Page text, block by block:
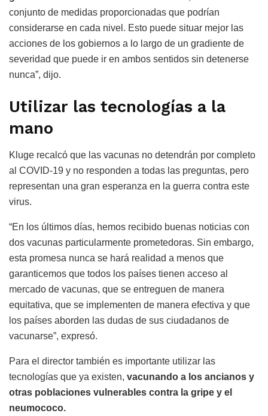
conjunto de medidas proporcionadas que podrían
considerarse en cada nivel. Esto puede situar mejor las
acciones de los gobiernos a lo largo de un gradiente de
severidad que puede ir en ambos sentidos sin detenerse
nunca”, dijo.
Utilizar las tecnologías a la
mano
Kluge recalcó que las vacunas no detendrán por completo
al COVID-19 y no responden a todas las preguntas, pero
representan una gran esperanza en la guerra contra este
virus.
“En los últimos días, hemos recibido buenas noticias con
dos vacunas particularmente prometedoras. Sin embargo,
esta promesa nunca se hará realidad a menos que
garanticemos que todos los países tienen acceso al
mercado de vacunas, que se entreguen de manera
equitativa, que se implementen de manera efectiva y que
los países aborden las dudas de sus ciudadanos de
vacunarse”, expresó.
Para el director también es importante utilizar las
tecnologías que ya existen, vacunando a los ancianos y
otras poblaciones vulnerables contra la gripe y el
neumococo.